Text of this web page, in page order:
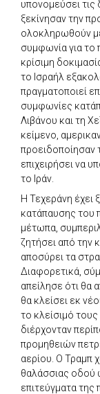
υπονομεύσει τις
ξεκίνησαν την
ολοκληρωθούν
συμφωνία για το
κρίσιμη
το Ισραήλ
πραγματοποιεί
συμφωνίες
Λιβάνου και τη
κείμενο,
προειδοποίησαν
επιχειρήσει να
το Ιράν.
Η Τεχεράνη έχει
κατάπαυσης του
μέτωπα,
ζητήσει από την
αποσύρει τα
Διαφορετικά,
απείλησε ότι θα
θα κλείσει εκ
το κλείσιμό
διέρχονταν
προμηθειών
αερίου. Ο Τραμπ
θαλάσσιας οδού
επιτεύγματα